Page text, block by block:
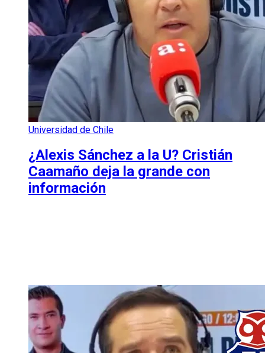
Universidad de Chile
¿Alexis Sánchez a la U? Cristián
Caamaño deja la grande con
información